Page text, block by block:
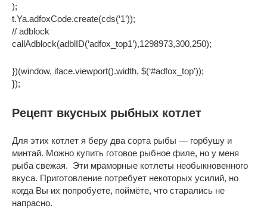
);
t.Ya.adfoxCode.create(cds(‘1’));
// adblock
callAdblock(adblID(‘adfox_top1’),1298973,300,250);
})(window, iface.viewport().width, $(‘#adfox_top’));
});
Рецепт вкусных рыбных котлет
Для этих котлет я беру два сорта рыбы — горбушу и
минтай. Можно купить готовое рыбное филе, но у меня
рыба свежая. Эти мраморные котлеты необыкновенного
вкуса. Приготовление потребует некоторых усилий, но
когда Вы их попробуете, поймёте, что старались не
напрасно.